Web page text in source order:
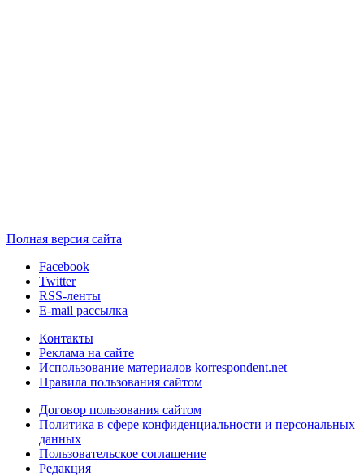
Полная версия сайта
Facebook
Twitter
RSS-ленты
E-mail рассылка
Контакты
Реклама на сайте
Использование материалов korrespondent.net
Правила пользования сайтом
Договор пользования сайтом
Политика в сфере конфиденциальности и персональных
данных
Пользовательское соглашение
Редакция